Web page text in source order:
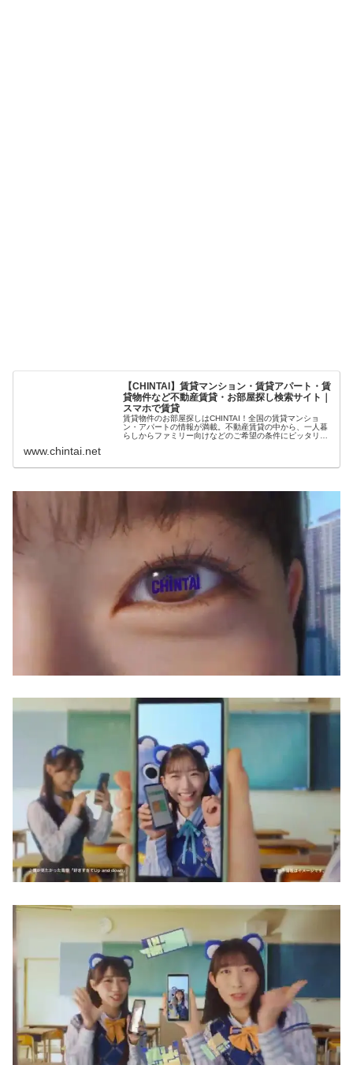
【CHINTAI】賃貸マンション・賃貸アパート・賃
貸物件など不動産賃貸・お部屋探し検索サイト｜
スマホで賃貸
賃貸物件のお部屋探しはCHINTAI！全国の賃貸マンショ
ン・アパートの情報が満載。不動産賃貸の中から、一人暮
らしからファミリー向けなどのご希望の条件にピッタリの
ホでCHINTAI】
www.chintai.net